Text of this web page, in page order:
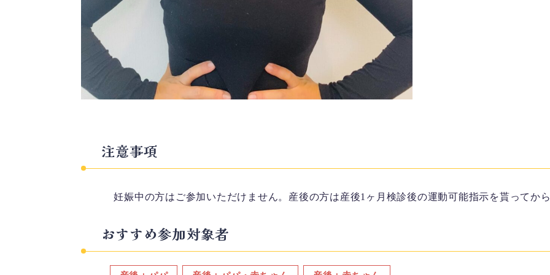
注意事項
妊娠中の方はご参加いただけません。産後の方は産後1ヶ月検診後の運動可能指示を貰ってか
おすすめ参加対象者